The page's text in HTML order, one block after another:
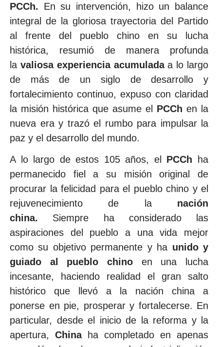
PCCh. En su intervención, hizo un balance
integral de la gloriosa trayectoria del Partido
al frente del pueblo chino en su lucha
histórica, resumió de manera profunda
la valiosa experiencia acumuladaa lo largo
de más de un siglo de desarrollo y
fortalecimiento continuo, expuso con claridad
la misión histórica que asume el PCCh en la
nueva era y trazó el rumbo para impulsar la
paz y el desarrollo del mundo.
A lo largo de estos 105 años, el PCCh ha
permanecido fiel a su misión original de
procurar la felicidad para el pueblo chino y el
rejuvenecimiento de la nación
china. Siempre ha considerado las
aspiraciones del pueblo a una vida mejor
como su objetivo permanente y ha unido y
guiado al pueblo chino en una lucha
incesante, haciendo realidad el gran salto
histórico que llevó a la nación china a
ponerse en pie, prosperar y fortalecerse. En
particular, desde el inicio de la reforma y la
apertura, Chinaha completado en apenas